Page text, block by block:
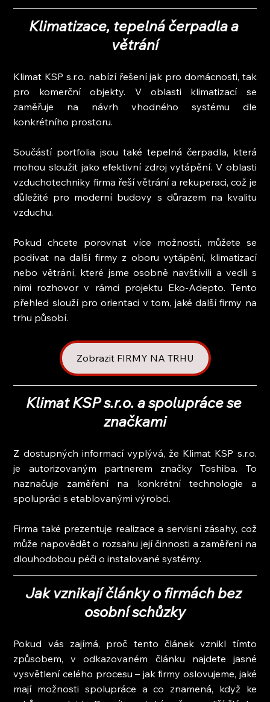
Klimatizace, tepelná čerpadla a
větrání
Klimat KSP s.r.o. nabízí řešení jak pro domácnosti, tak
pro komerční objekty. V oblasti klimatizací se
zaměřuje na návrh vhodného systému dle
konkrétního prostoru.
Součástí portfolia jsou také tepelná čerpadla, která
mohou sloužit jako efektivní zdroj vytápění. V oblasti
vzduchotechniky firma řeší větrání a rekuperaci, což je
důležité pro moderní budovy s důrazem na kvalitu
vzduchu.
Pokud chcete porovnat více možností, můžete se
podívat na další firmy z oboru vytápění, klimatizací
nebo větrání, které jsme osobně navštívili a vedli s
nimi rozhovor v rámci projektu Eko-Adepto. Tento
přehled slouží pro orientaci v tom, jaké další firmy na
trhu působí.
Zobrazit FIRMY NA TRHU
Klimat KSP s.r.o. a spolupráce se
značkami
Z dostupných informací vyplývá, že Klimat KSP s.r.o.
je autorizovaným partnerem značky Toshiba. To
naznačuje zaměření na konkrétní technologie a
spolupráci s etablovanými výrobci.
Firma také prezentuje realizace a servisní zásahy, což
může napovědět o rozsahu její činnosti a zaměření na
dlouhodobou péči o instalované systémy.
Jak vznikají články o firmách bez
osobní schůzky
Pokud vás zajímá, proč tento článek vznikl tímto
způsobem, v odkazovaném článku najdete jasné
vysvětlení celého procesu – jak firmy oslovujeme, jaké
mají možnosti spolupráce a co znamená, když ke